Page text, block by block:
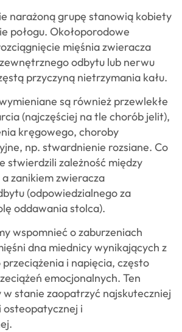
narażoną grupę stanowią kobiety
połogu. Okołoporodowe
mięśnia zwieracza
odbytu lub nerwu
przyczyną nietrzymania kału.
są również przewlekłe
(najczęściej na tle chorób jelit),
kręgowego, choroby
np. stwardnienie rozsiane. Co
stwierdzili zależność między
zanikiem zwieracza
(odpowiedzialnego za
oddawania stolca).
wspomnieć o zaburzeniach
dna miednicy wynikających z
i napięcia, często
emocjonalnych. Ten
stanie zaopatrzyć najskuteczniej
i